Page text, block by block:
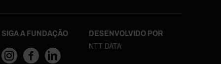
SIGA A FUNDAÇÃO DESENVOLVIDO POR
NTT DATA